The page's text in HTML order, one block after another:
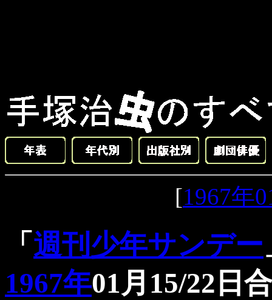
[1967年
「 週刊少年サンデー
1967年01月15/22日